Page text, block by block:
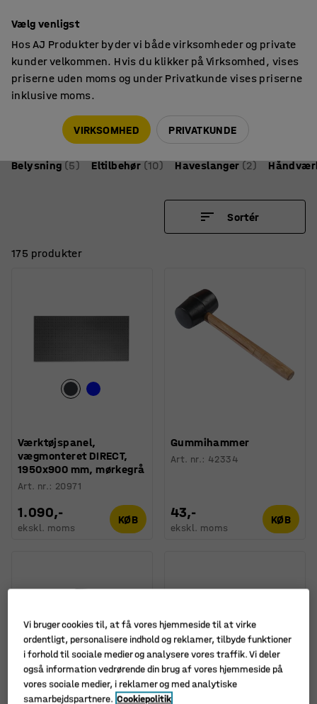
Belysning(5) Eltilbehør(10) Haveslanger(2)
Sortér
175 produkter
Værktøjspanel,
vægmonteret DIRECT,
1950x900 mm, mørkegrå
Art. nr.: 20971
1.090,-
ekskl. moms
KØB
Gummihammer
Art. nr.: 42334
43,-
ekskl. moms
KØB
Vælg venligst
Hos AJ Produkter byder vi både virksomheder og private
kunder velkommen. Hvis du klikker på Virksomhed, vises
priserne uden moms og under Privatkunde vises priserne
inklusive moms.
VIRKSOMHED PRIVATKUNDE
Vi bruger cookies til, at få vores hjemmeside til at virke
ordentligt, personalisere indhold og reklamer, tilbyde funktioner
i forhold til sociale medier og analysere vores traffik. Vi deler
også information vedrørende din brug af vores hjemmeside på
vores sociale medier, i reklamer og med analytiske
samarbejdspartnere. Cookiepolitik